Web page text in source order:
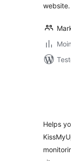
website.
Helps